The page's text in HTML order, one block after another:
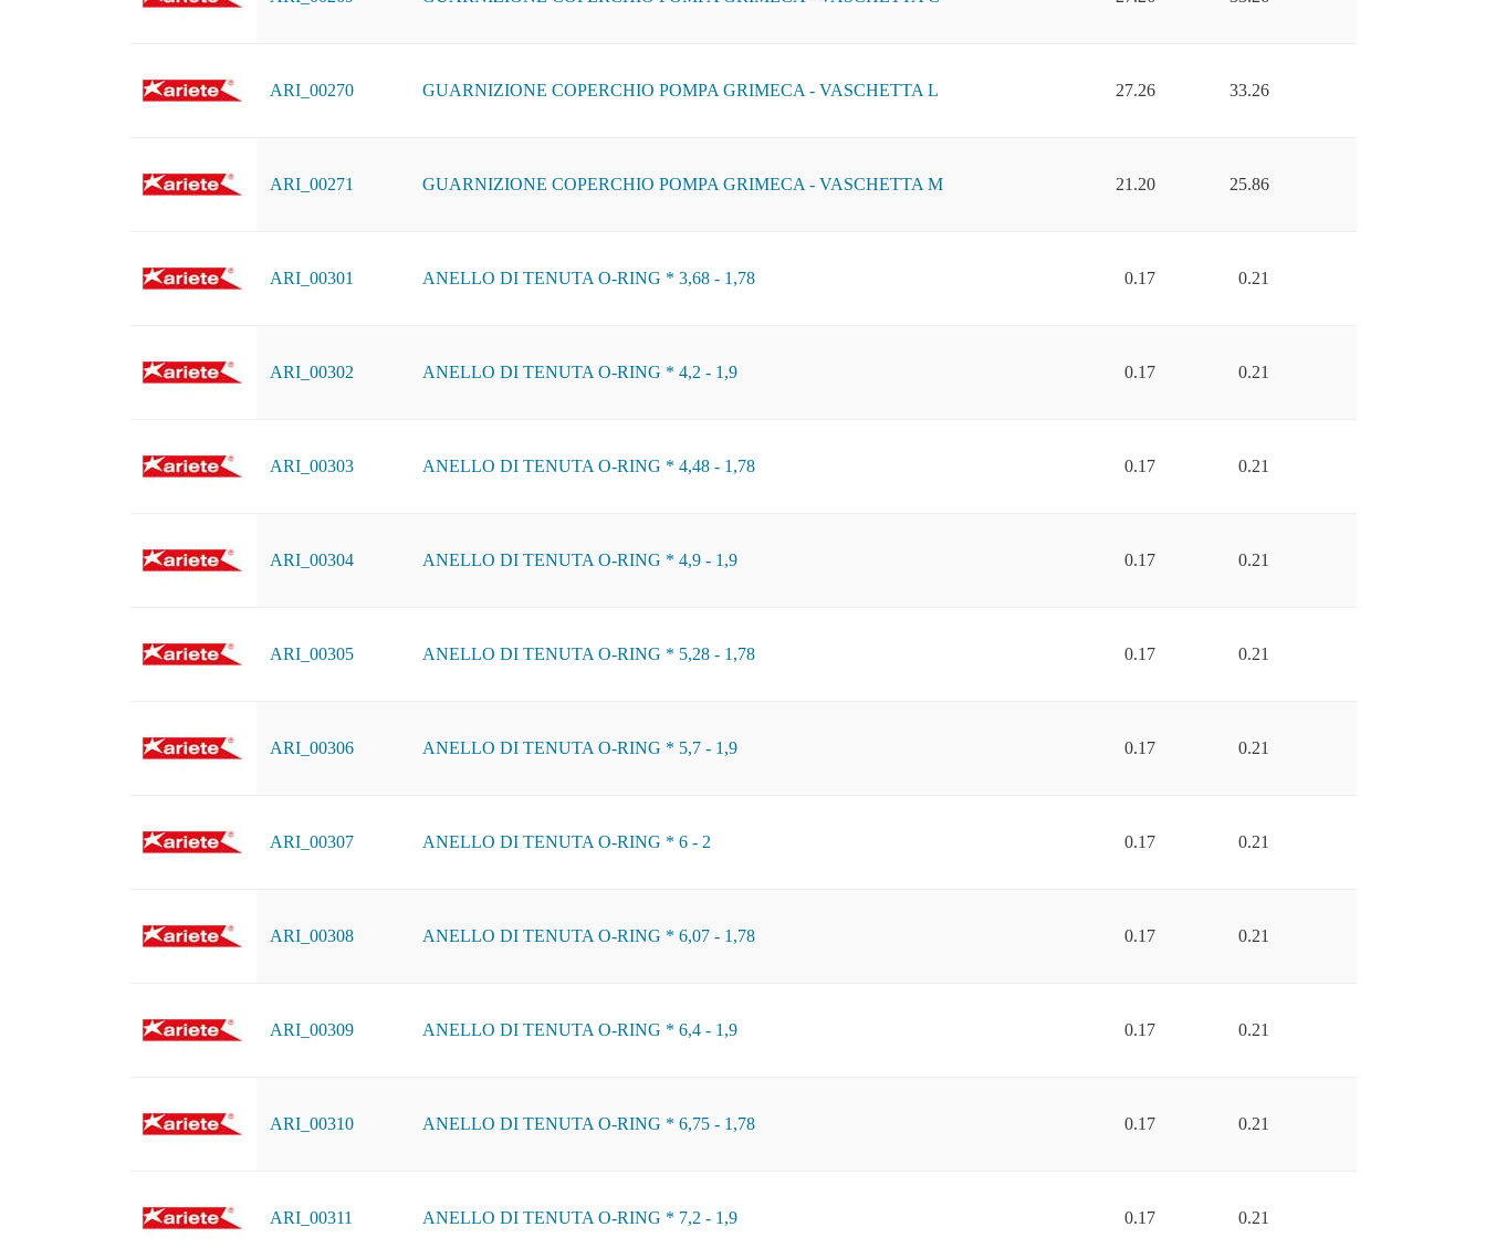
ARI_00270 GUARNIZIONE COPERCHIO POMPA GRIMECA - VASCHETTA L 27.26 33.26
ARI_00271 GUARNIZIONE COPERCHIO POMPA GRIMECA - VASCHETTA M 21.20 25.86
ARI_00301 ANELLO DI TENUTA O-RING * 3,68 - 1,78 0.17 0.21
ARI_00302 ANELLO DI TENUTA O-RING * 4,2 - 1,9 0.17 0.21
ARI_00303 ANELLO DI TENUTA O-RING * 4,48 - 1,78 0.17 0.21
ARI_00304 ANELLO DI TENUTA O-RING * 4,9 - 1,9 0.17 0.21
ARI_00305 ANELLO DI TENUTA O-RING * 5,28 - 1,78 0.17 0.21
ARI_00306 ANELLO DI TENUTA O-RING * 5,7 - 1,9 0.17 0.21
ARI_00307 ANELLO DI TENUTA O-RING * 6 - 2 0.17 0.21
ARI_00308 ANELLO DI TENUTA O-RING * 6,07 - 1,78 0.17 0.21
ARI_00309 ANELLO DI TENUTA O-RING * 6,4 - 1,9 0.17 0.21
ARI_00310 ANELLO DI TENUTA O-RING * 6,75 - 1,78 0.17 0.21
ARI_00311 ANELLO DI TENUTA O-RING * 7,2 - 1,9 0.17 0.21